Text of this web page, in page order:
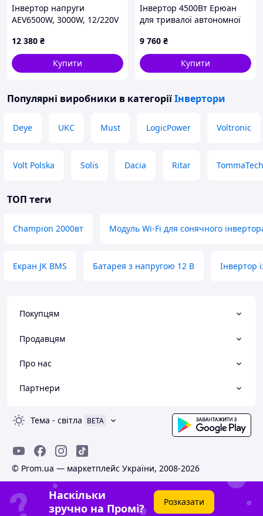
Інвертор напруги
AEV6500W, 3000W, 12/220V
синусоїдою, 2 універсальні
розетки, 2*USB
(DC:5V/2.4A), клемні дроти,
12 380 ₴
Купити
Інвертор 4500Вт Ерюан
для тривалої автономної
9 760 ₴
Купити
Популярні виробники в категоріїІнвертори
Deye UKC Must LogicPower Voltronic
Volt Polska Solis Dacia Ritar TommaTech
ТОП теги
Champion 2000вт Модуль Wi-Fi для сонячного
Екран JK BMS Батарея з напругою 12 В Інвертор
Покупцям
Продавцям
Про нас
Партнери
Тема - світла BETA
© Prom.ua — маркетплейс України, 2008-2026
Наскільки
зручно на Промі?
Розказати